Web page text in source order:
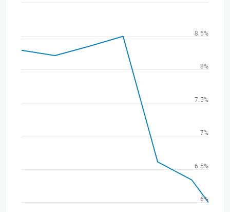
6%
6.5%
7%
7.5%
8%
8.5%